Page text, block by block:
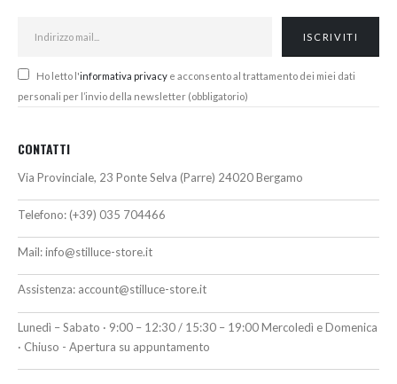
Ho letto l'informativa privacy e acconsento al trattamento dei miei dati
personali per l’invio della newsletter (obbligatorio)
CONTATTI
Via Provinciale, 23 Ponte Selva (Parre) 24020 Bergamo
Telefono: (+39) 035 704466
Mail:info@stilluce-store.it
Assistenza: account@stilluce-store.it
Lunedì – Sabato · 9:00 – 12:30 / 15:30 – 19:00 Mercoledì e Domenica
· Chiuso - Apertura su appuntamento